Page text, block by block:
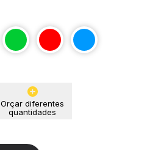
Orçar diferentes
quantidades